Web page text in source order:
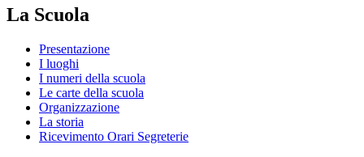
La Scuola
Presentazione
I luoghi
I numeri della scuola
Le carte della scuola
Organizzazione
La storia
Ricevimento Orari Segreterie